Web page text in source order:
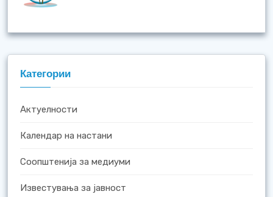
Категории
Актуелности
Календар на настани
Соопштенија за медиуми
Известувања за јавност